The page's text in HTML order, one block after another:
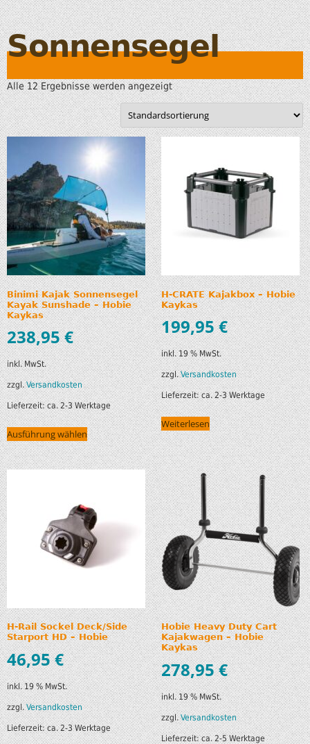
Sonnensegel
Alle 12 Ergebnisse werden angezeigt
Binimi Kajak Sonnensegel
Kayak Sunshade – Hobie
Kaykas
238,95€
inkl. MwSt.
zzgl.Versandkosten
Lieferzeit:ca. 2-3 Werktage
Ausführung wählen
H-CRATE Kajakbox – Hobie
Kaykas
199,95€
inkl. 19 % MwSt.
zzgl.Versandkosten
Lieferzeit:ca. 2-3 Werktage
Weiterlesen
H-Rail Sockel Deck/Side
Starport HD – Hobie
46,95€
inkl. 19 % MwSt.
zzgl.Versandkosten
Lieferzeit:ca. 2-3 Werktage
Hobie Heavy Duty Cart
Kajakwagen – Hobie
Kaykas
278,95€
inkl. 19 % MwSt.
zzgl.Versandkosten
Lieferzeit:ca. 2-5 Werktage